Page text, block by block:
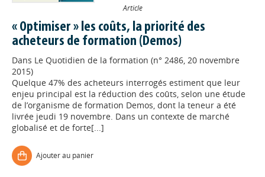
Article
« Optimiser » les coûts, la priorité des
acheteurs de formation (Demos)
Dans Le Quotidien de la formation (n° 2486, 20 novembre
2015)
Quelque 47% des acheteurs interrogés estiment que leur
enjeu principal est la réduction des coûts, selon une étude
de l’organisme de formation Demos, dont la teneur a été
livrée jeudi 19 novembre. Dans un contexte de marché
globalisé et de forte[...]
Ajouter au panier